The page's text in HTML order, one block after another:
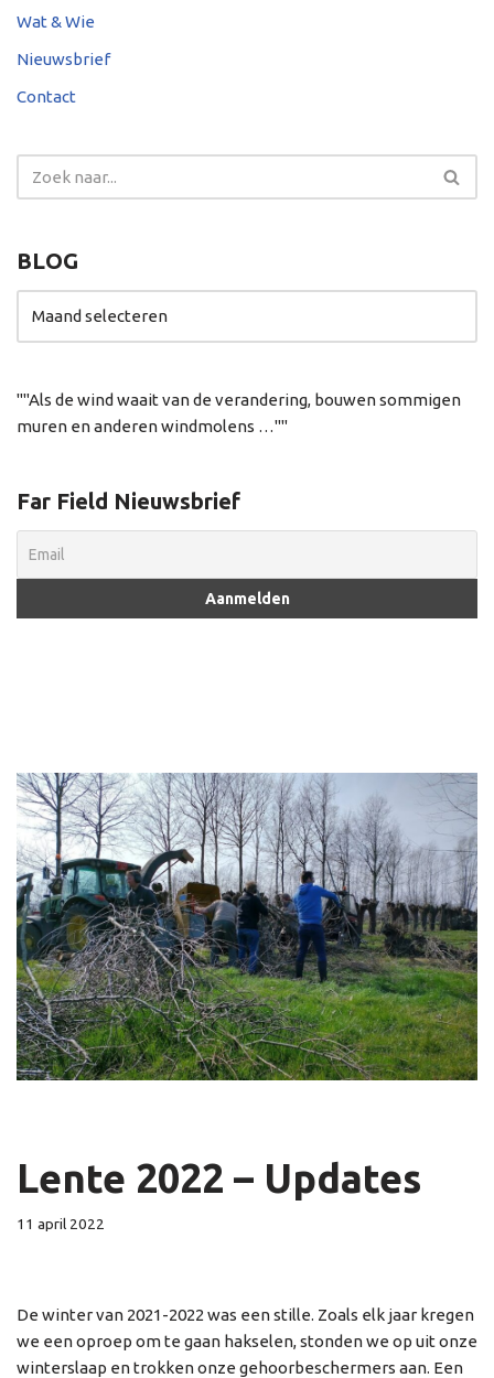
Wat & Wie
Nieuwsbrief
Contact
BLOG
"Als de wind waait van de verandering, bouwen sommigen
muren en anderen windmolens …"
Far Field Nieuwsbrief
Lente 2022 – Updates
11 april 2022
De winter van 2021-2022 was een stille. Zoals elk jaar kregen
we een oproep om te gaan hakselen, stonden we op uit onze
winterslaap en trokken onze gehoorbeschermers aan. Een